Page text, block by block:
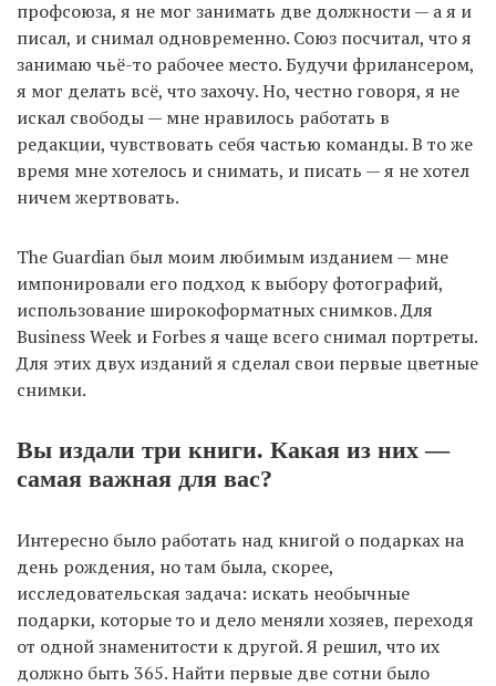
профсоюза, я не мог занимать две должности — а я и
писал, и снимал одновременно. Союз посчитал, что я
занимаю чьё-то рабочее место. Будучи фрилансером,
я мог делать всё, что захочу. Но, честно говоря, я не
искал свободы — мне нравилось работать в
редакции, чувствовать себя частью команды. В то же
время мне хотелось и снимать, и писать — я не хотел
ничем жертвовать.
The Guardian был моим любимым изданием — мне
импонировали его подход к выбору фотографий,
использование широкоформатных снимков. Для
Business Week и Forbes я чаще всего снимал портреты.
Для этих двух изданий я сделал свои первые цветные
снимки.
Вы издали три книги. Какая из них —
самая важная для вас?
Интересно было работать над книгой о подарках на
день рождения, но там была, скорее,
исследовательская задача: искать необычные
подарки, которые то и дело меняли хозяев, переходя
от одной знаменитости к другой. Я решил, что их
должно быть 365. Найти первые две сотни было